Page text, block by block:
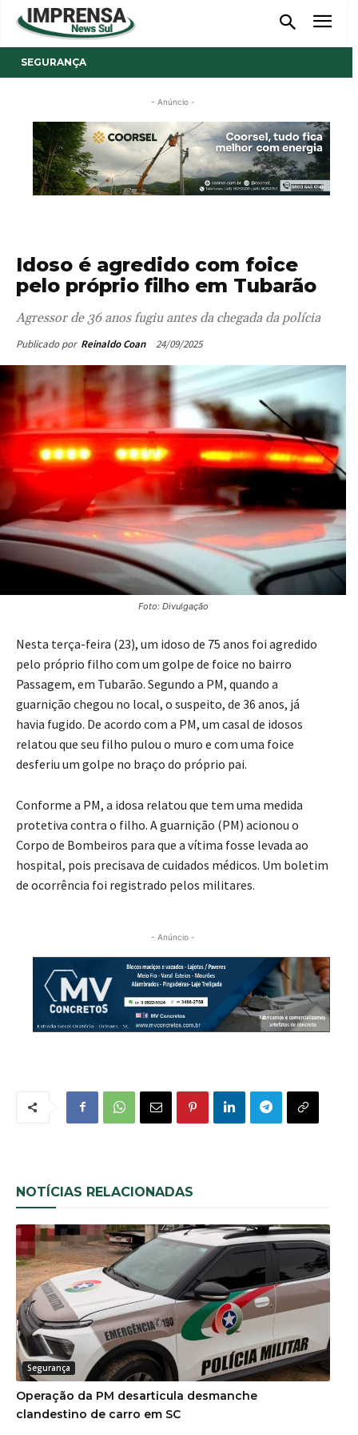
SEGURANÇA
- Anúncio -
Idoso é agredido com foice
pelo próprio filho em Tubarão
Agressor de 36 anos fugiu antes da chegada da polícia
Publicado por Reinaldo Coan 24/09/2025
Foto: Divulgação
Nesta terça-feira (23), um idoso de 75 anos foi agredido
pelo próprio filho com um golpe de foice no bairro
Passagem, em Tubarão. Segundo a PM, quando a
guarnição chegou no local, o suspeito, de 36 anos, já
havia fugido. De acordo com a PM, um casal de idosos
relatou que seu filho pulou o muro e com uma foice
desferiu um golpe no braço do próprio pai.
Conforme a PM, a idosa relatou que tem uma medida
protetiva contra o filho. A guarnição (PM) acionou o
Corpo de Bombeiros para que a vítima fosse levada ao
hospital, pois precisava de cuidados médicos. Um boletim
de ocorrência foi registrado pelos militares.
- Anúncio -
NOTÍCIAS RELACIONADAS
Segurança
Operação da PM desarticula desmanche
clandestino de carro em SC